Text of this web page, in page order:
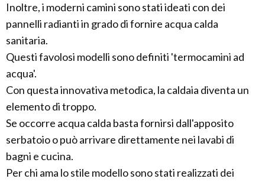
Inoltre, i moderni camini sono stati ideati con dei
pannelli radianti in grado di fornire acqua calda
sanitaria.
Questi favolosi modelli sono definiti 'termocamini ad
acqua'.
Con questa innovativa metodica, la caldaia diventa un
elemento di troppo.
Se occorre acqua calda basta fornirsi dall'apposito
serbatoio o può arrivare direttamente nei lavabi di
bagni e cucina.
Per chi ama lo stile modello sono stati realizzati dei